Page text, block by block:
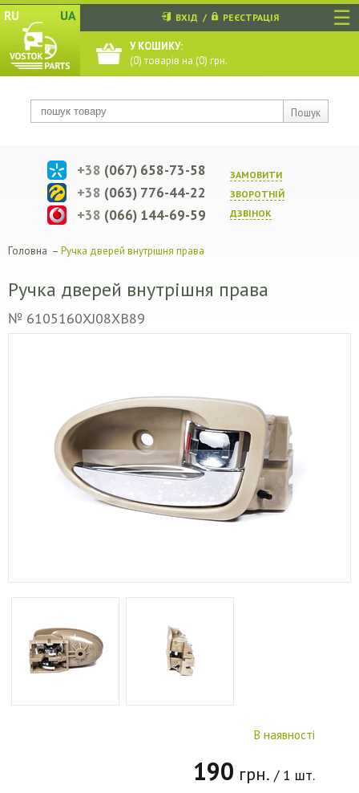
☰
RU UA
Пошук
ВХІД / РЕЄСТРАЦІЯ
У КОШИКУ:
(0) товарів на (0) грн.
ЗАМОВИТИ
ЗВОРОТНIЙ
ДЗВIНОК
+38 (067) 658-73-58
+38 (063) 776-44-22
+38 (066) 144-69-59
Головна – Ручка дверей внутрішня права
Ручка дверей внутрішня права
№ 6105160XJ08XB89
В наявності
190 грн. / 1 шт.